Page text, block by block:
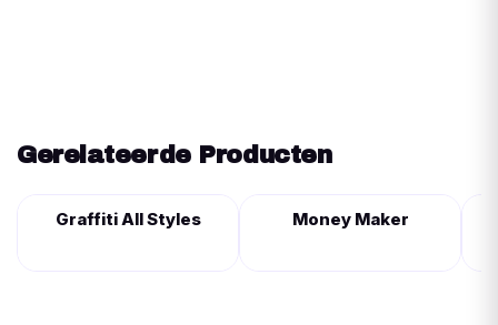
Gerelateerde Producten
Graffiti All Styles Money Maker